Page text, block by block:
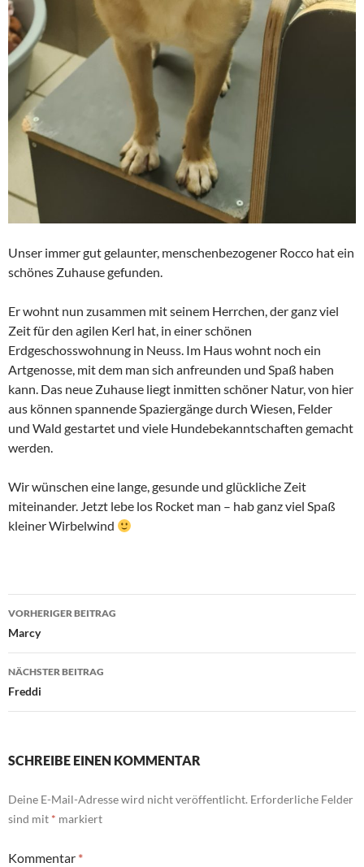
Unser immer gut gelaunter, menschenbezogener Rocco hat ein
schönes Zuhause gefunden.
Er wohnt nun zusammen mit seinem Herrchen, der ganz viel
Zeit für den agilen Kerl hat, in einer schönen
Erdgeschosswohnung in Neuss. Im Haus wohnt noch ein
Artgenosse, mit dem man sich anfreunden und Spaß haben
kann. Das neue Zuhause liegt inmitten schöner Natur, von hier
aus können spannende Spaziergänge durch Wiesen, Felder
und Wald gestartet und viele Hundebekanntschaften gemacht
werden.
Wir wünschen eine lange, gesunde und glückliche Zeit
miteinander. Jetzt lebe los Rocket man – hab ganz viel Spaß
kleiner Wirbelwind
Beitragsnavigation
VORHERIGER BEITRAG
Marcy
NÄCHSTER BEITRAG
Freddi
SCHREIBE EINEN KOMMENTAR
Deine E-Mail-Adresse wird nicht veröffentlicht. Erforderliche Felder
sind mit * markiert
Kommentar *